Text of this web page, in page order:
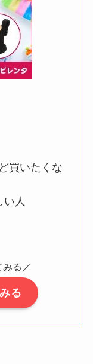
買いたくな
人
みる／
る